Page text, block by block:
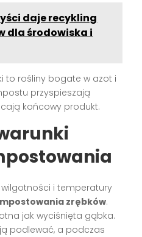
daje recykling
dla środowiska i
to rośliny bogate w azot i
przyspieszają
końcowy produkt.
i temperatury
zrębków.
jak wyciśnięta gąbka.
podlewać, a podczas